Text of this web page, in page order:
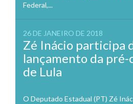
Federal,...
26 DE JANEIRO DE 2018
Zé Inácio participa
lançamento da
de Lula
O Deputado Estadual (PT) Zé